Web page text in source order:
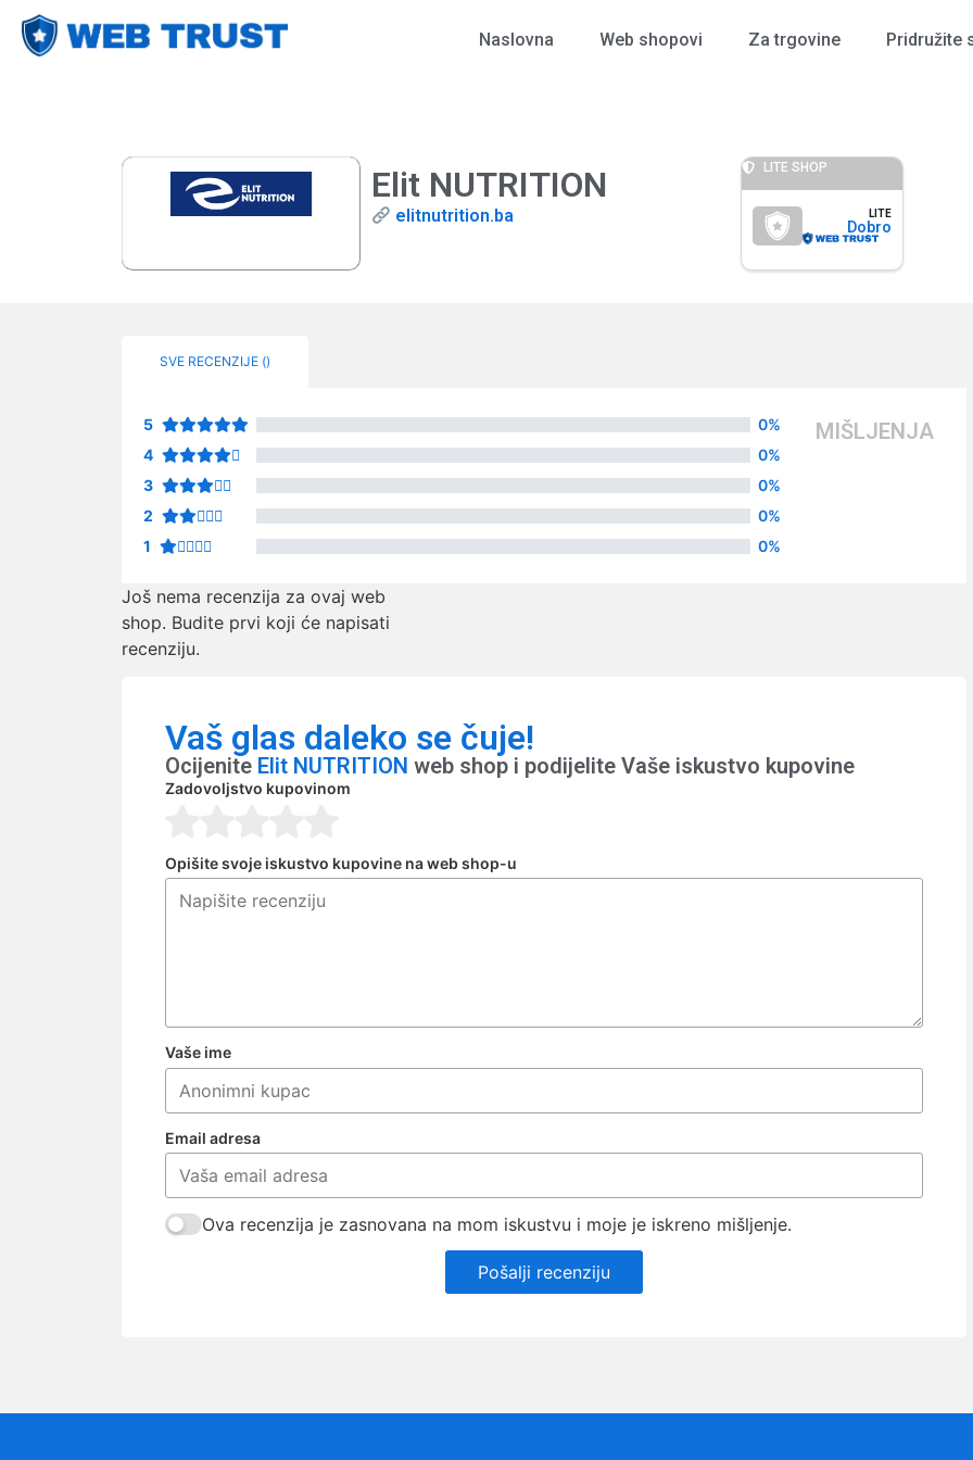
Naslovna Web shopovi Za trgovine Pridružite
Elit NUTRITION
elitnutrition.ba
LITE SHOP
LITE
Dobro
SVE RECENZIJE ()
5
0%
4
0%
3
0%
2
0%
1
0%
MIŠLJENJA
Još nema recenzija za ovaj web
shop. Budite prvi koji će napisati
recenziju.
Vaš glas daleko se čuje!
Ocijenite Elit NUTRITION web shop i podijelite Vaše iskustvo kupovine
Zadovoljstvo kupovinom
Opišite svoje iskustvo kupovine na web shop-u
Vaše ime
Email adresa
Ova recenzija je zasnovana na mom iskustvu i moje je iskreno mišljenje.
Pošalji recenziju